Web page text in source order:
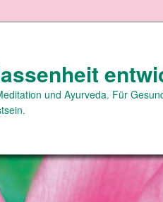
und Ayurveda. Für